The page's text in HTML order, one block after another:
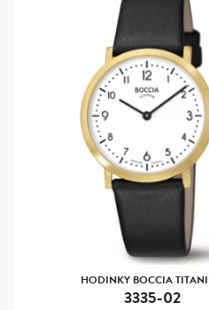
HODINKY BOCCIA
3335-02